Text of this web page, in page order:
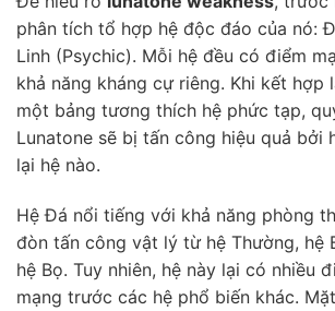
phân tích tổ hợp hệ độc đáo của nó:
Linh (Psychic). Mỗi hệ đều có điểm
khả năng kháng cự riêng. Khi kết hợp
một bảng tương thích hệ phức tạp,
Lunatone sẽ bị tấn công hiệu quả bởi
lại hệ nào.
Hệ Đá nổi tiếng với khả năng phòng
đòn tấn công vật lý từ hệ Thường, hệ
hệ Bọ. Tuy nhiên, hệ này lại có nhiều
mạng trước các hệ phổ biến khác.